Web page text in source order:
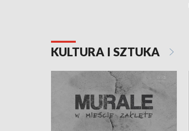
KULTURA I SZTUKA